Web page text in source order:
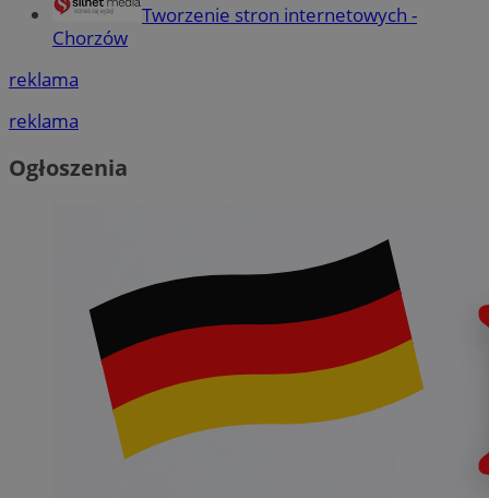
Tworzenie stron internetowych -
Chorzów
reklama
reklama
Ogłoszenia